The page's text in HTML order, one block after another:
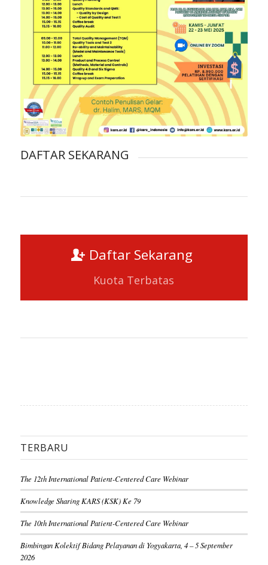
DAFTAR SEKARANG
Daftar Sekarang
Kuota Terbatas
TERBARU
The 12th International Patient-Centered Care Webinar
Knowledge Sharing KARS (KSK) Ke 79
The 10th International Patient-Centered Care Webinar
Bimbingan Kolektif Bidang Pelayanan di Yogyakarta, 4 – 5 September
2026